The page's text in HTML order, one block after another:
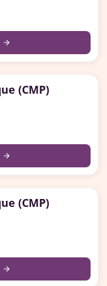
arrow_forward
(CMP)
arrow_forward
(CMP)
arrow_forward